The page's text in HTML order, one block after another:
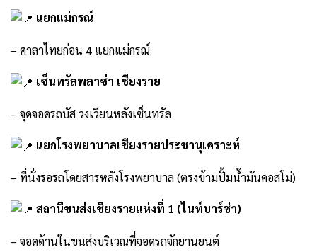
แยกแม่กรณ์
– ศาลาไทยก่อน 4 แยกแม่กรณ์
เซ็นทรัลพลาซ่า เชียงราย
– จุดจอดรถบัส วงเวียนหลังเซ็นทรัล
แยกโรงพยาบาลเชียงรายประชานุเคราะห์
– ที่นั่งรอรถโดยสารหลังโรงพยาบาล (ตรงข้ามปั้มน้ำมันคอสโม่)
สถานีขนส่งเชียงรายแห่งที่ 1 (ไนท์บาร์ซ่า)
– จอดด้านในขนส่งบริเวณที่จอดรถจักยานยนต์